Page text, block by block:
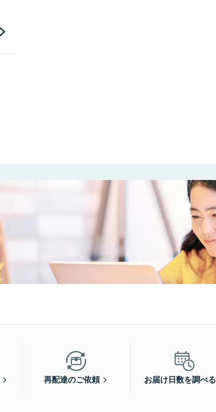
再配達のご依頼 お届け日数を調べる